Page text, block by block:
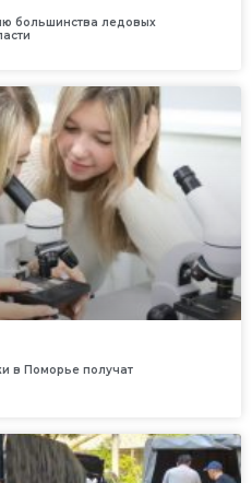
большинства ледовых
в Поморье получат